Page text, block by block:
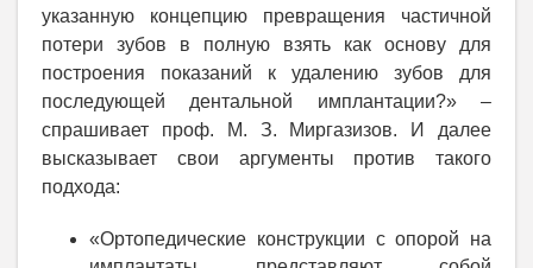
указанную концепцию превращения частичной
потери зубов в полную взять как основу для
построения показаний к удалению зубов для
последующей дентальной имплантации?» –
спрашивает проф. М. З. Миргазизов. И далее
высказывает свои аргументы против такого
подхода:
«Ортопедические конструкции с опорой на